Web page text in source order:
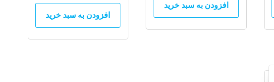
افزودن به سبد خرید
افزودن به سبد خرید